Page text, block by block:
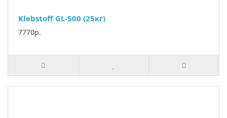
Klebstoff GL-500 (25кг)
7770р.